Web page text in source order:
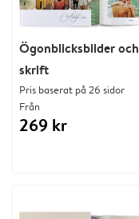
Ögonblicksbilder och
skrift
Pris baserat på 26 sidor
Från
269 kr